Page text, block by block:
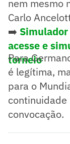
nem mesmo
Carlo
➡️ Simulador
acesse e
torneio
Para
é legítima,
para o
continuidade
convocação.